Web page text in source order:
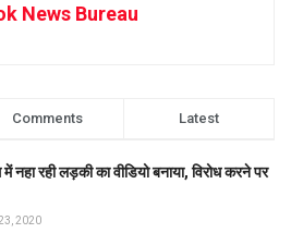
News Bureau
Comments Latest
नहा रही लड़की का वीडियो बनाया, विरोध करने पर
2020